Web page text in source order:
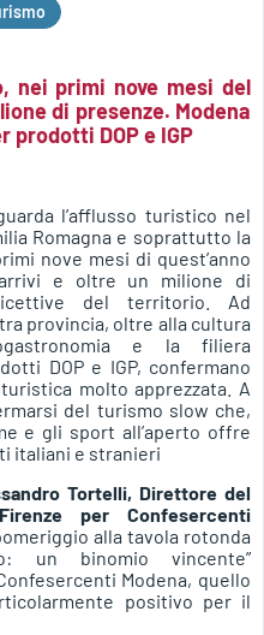
nei primi nove mesi del
di presenze. Modena
DOP e IGP
l’afflusso turistico nel
Romagna e soprattutto la
nove mesi di quest’anno
e oltre un milione di
del territorio. Ad
provincia, oltre alla cultura
e la filiera
DOP e IGP, confermano
molto apprezzata. A
del turismo slow che,
e gli sport all’aperto offre
italiani e stranieri
Tortelli, Direttore del
per Confesercenti
alla tavola rotonda
un binomio vincente”
Modena, quello
positivo per il